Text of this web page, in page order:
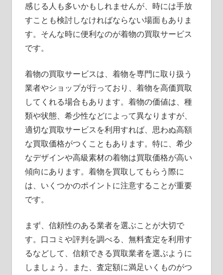
感じる人も多いかもしれませんが、時には手放
すことも検討しなければならない場面もありま
す。そんな時に便利なのが着物の買取サービス
です。
着物の買取サービスは、着物を専門に取り扱う
業者やショップが行っており、着物を高価買取
してくれる場合もあります。着物の価値は、種
類や状態、希少性などによって異なりますが、
適切な買取サービスを利用すれば、思わぬ高額
な買取価格がつくこともあります。特に、希少
なデザインや高級素材の着物は買取価格が高い
傾向にあります。着物を買取してもらう際に
は、いくつかのポイントに注意することが重要
です。
まず、信頼性のある業者を選ぶことが大切で
す。口コミや評判を調べる、無料査定を利用す
るなどして、信頼できる買取業者を選ぶように
しましょう。また、査定額に満足いくものがつ